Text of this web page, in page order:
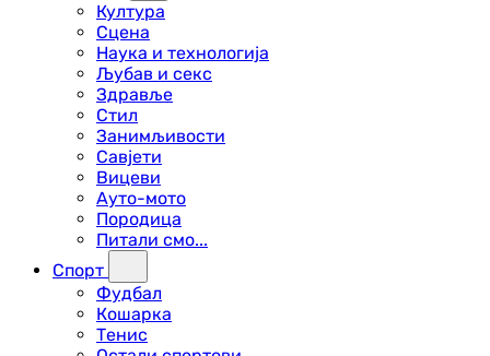
Култура
Сцена
Наука и технологија
Љубав и секс
Здравље
Стил
Занимљивости
Савјети
Вицеви
Ауто-мото
Породица
Питали смо...
Спорт
Фудбал
Кошарка
Тенис